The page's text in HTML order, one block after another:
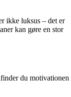
ikke luksus – det er
kan gøre en stor
du motivationen